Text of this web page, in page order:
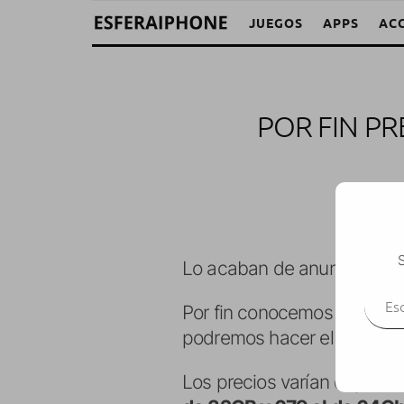
JUEGOS APPS
POR FIN
Lo acaban de anunciar a
Por fin conocemos fecha
podremos hacer el
Los precios varían